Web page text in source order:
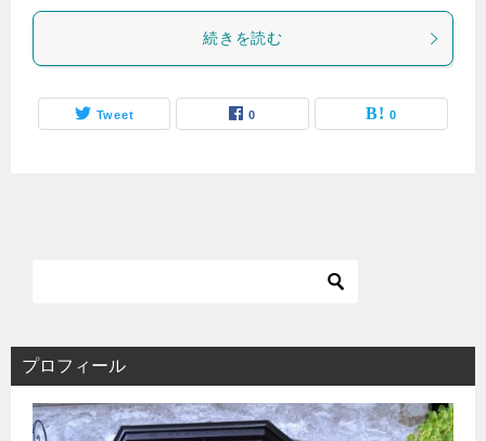
続きを読む
Tweet 0 0
プロフィール